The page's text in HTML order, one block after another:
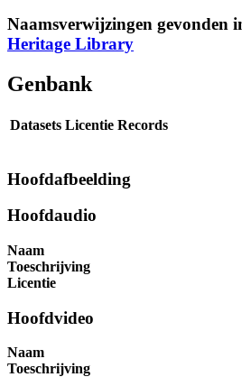
Naamsverwijzingen gevonden
Heritage Library
Genbank
Datasets Licentie Records
Hoofdafbeelding
Hoofdaudio
Naam
Toeschrijving
Licentie
Hoofdvideo
Naam
Toeschrijving